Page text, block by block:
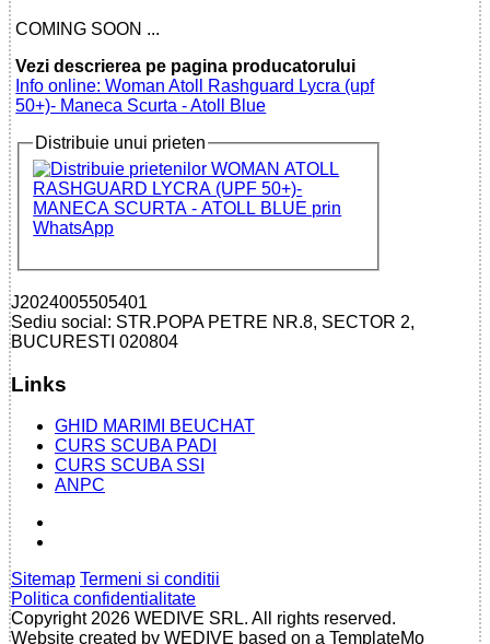
COMING SOON ...
Vezi descrierea pe pagina producatorului
Info online: Woman Atoll Rashguard Lycra (upf
50+)- Maneca Scurta - Atoll Blue
Distribuie unui prieten
J2024005505401
Sediu social: STR.POPA PETRE NR.8, SECTOR 2,
BUCURESTI 020804
Links
GHID MARIMI BEUCHAT
CURS SCUBA PADI
CURS SCUBA SSI
ANPC
Sitemap Termeni si conditii
Politica confidentialitate
Copyright 2026 WEDIVE SRL. All rights reserved.
Website created by WEDIVE based on a TemplateMo